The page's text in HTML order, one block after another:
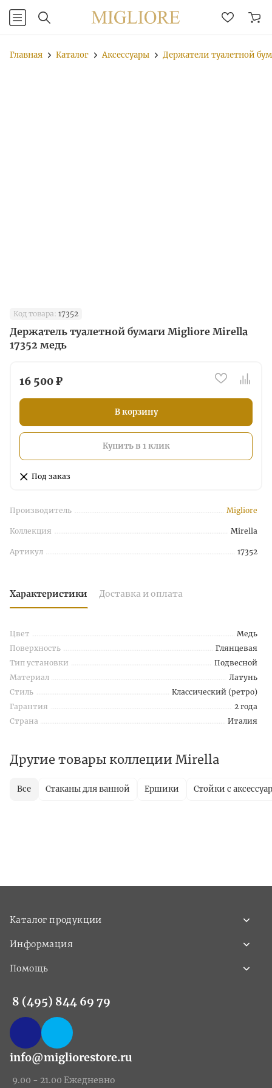
Главная Каталог Аксессуары Держатели туалетной
Код товара: 17352
Держатель туалетной бумаги Migliore Mirella
17352 медь
16 500 ₽
В корзину
Купить в 1 клик
Под заказ
Производитель Migliore
Коллекция Mirella
Артикул 17352
Характеристики Доставка и оплата
Цвет
Медь
Поверхность
Глянцевая
Тип установки
Подвесной
Материал
Латунь
Стиль
Классический (ретро)
Гарантия
2 года
Страна
Италия
Другие товары коллеции Mirella
Все Стаканы для ванной Ершики Стойки с
Каталог продукции
Информация
Помощь
8 (495) 844 69 79
info@migliorestore.ru
9.00 - 21.00 Ежедневно